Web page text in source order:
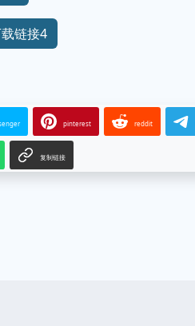
链接4
pinterest reddit
复制链接